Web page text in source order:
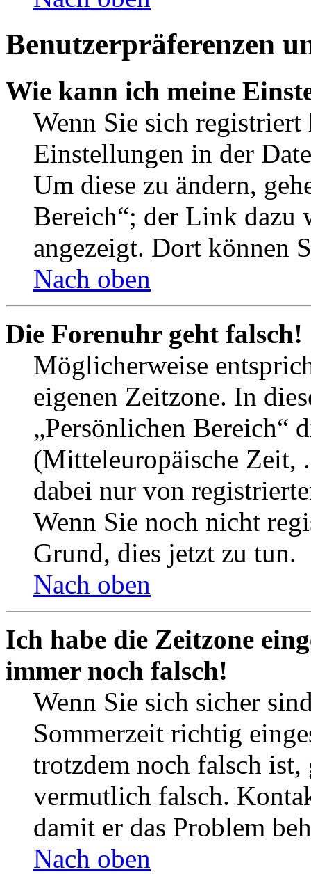
Benutzerpräferenzen
Wie kann ich meine
Wenn Sie sich
Einstellungen in der
Um diese zu ändern,
Bereich“; der Link dazu
angezeigt. Dort können
Nach oben
Die Forenuhr geht falsch!
Möglicherweise
eigenen Zeitzone. In
„Persönlichen Bereich“
(Mitteleuropäische Zeit,
dabei nur von
Wenn Sie noch nicht
Grund, dies jetzt zu tun.
Nach oben
Ich habe die Zeitzone
immer noch falsch!
Wenn Sie sich sicher
Sommerzeit richtig
trotzdem noch falsch ist,
vermutlich falsch.
damit er das Problem
Nach oben